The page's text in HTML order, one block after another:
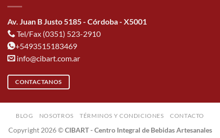
Av. Juan B Justo 5185 - Córdoba - X5001
Tel/Fax (0351) 523-2910
+5493515183469
info@cibart.com.ar
CONTACTANOS
BLOG NOSOTROS TÉRMINOS Y CONDICIONES CONTACTO
Copyright 2026 ©CIBART - Centro Integral de Bebidas Artesanales